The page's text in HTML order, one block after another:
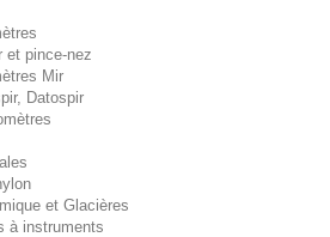
et pince-nez
Mir
Datospir
et Glacières
à instruments